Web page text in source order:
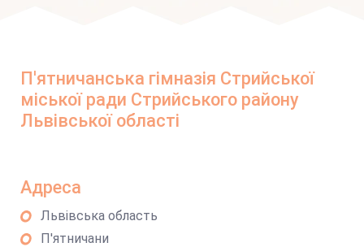
П'ятничанська гімназія Стрийської
міської ради Стрийського району
Львівської області
Адреса
Львівська область
П'ятничани